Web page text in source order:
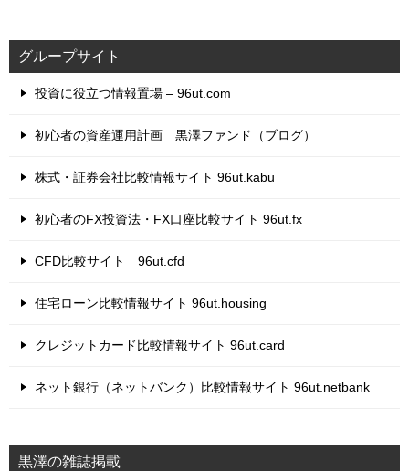
グループサイト
投資に役立つ情報置場 – 96ut.com
初心者の資産運用計画 黒澤ファンド（ブログ）
株式・証券会社比較情報サイト 96ut.kabu
初心者のFX投資法・FX口座比較サイト 96ut.fx
CFD比較サイト 96ut.cfd
住宅ローン比較情報サイト 96ut.housing
クレジットカード比較情報サイト 96ut.card
ネット銀行（ネットバンク）比較情報サイト 96ut.netbank
黒澤の雑誌掲載